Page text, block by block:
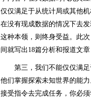
仅仅满足于从统计局或其他
在没有现成数据的情况下去
这种本领，则终身受益。此
间就写出18篇分析和报道文章
第三，我们不能仅仅满足
他们掌握探索未知世界的能
接受指令去完成任务，你必